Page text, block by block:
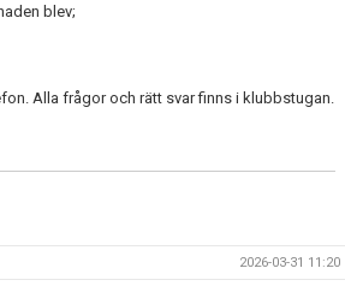
blev;
Alla frågor och rätt svar finns i klubbstugan.
2026-03-31 11:20